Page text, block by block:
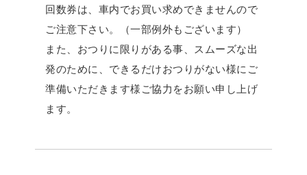
回数券は、車内でお買い求めできませんので
ご注意下さい。（一部例外もございます）
また、おつりに限りがある事、スムーズな出
発のために、できるだけおつりがない様にご
準備いただきます様ご協力をお願い申し上げ
ます。